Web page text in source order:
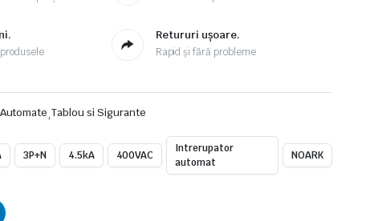
Retururi ușoare.
Rapid și fără probleme
,Tablou si Sigurante
3P+N 4.5kA 400VAC
Intrerupator
automat
NOARK